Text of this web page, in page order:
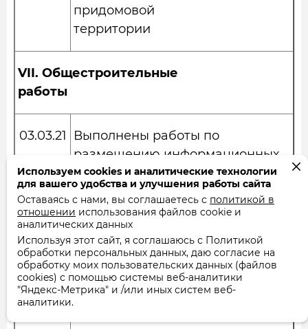
придомовой
территории
VII. Общестроительные
работы
03.03.21
Выполнены работы по
размещению информационных
досок в
подъездах
17.03.21 Выполнены работы по
регулировке доводчиков на
входных
дверях 1,3,4,5 и 6 подъездов
Используем cookies и аналитические технологии
для вашего удобства и улучшения работы сайта
Оставаясь с нами, вы соглашаетесь с политикой в
отношении использования файлов cookie и
аналитических данных
Используя этот сайт, я соглашаюсь с Политикой
обработки персональных данных, даю согласие на
обработку моих пользовательских данных (файлов
cookies) с помощью системы веб-аналитики
"Яндекс-Метрика" и /или иных систем веб-
аналитики.